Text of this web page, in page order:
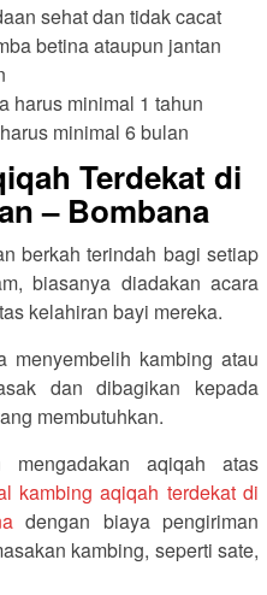
sehat dan tidak cacat
betina ataupun jantan
harus minimal 1 tahun
minimal 6 bulan
Terdekat di
– Bombana
berkah terindah bagi setiap
biasanya diadakan acara
kelahiran bayi mereka.
menyembelih kambing atau
dan dibagikan kepada
membutuhkan.
aqiqah atas
kambing aqiqah terdekat di
dengan biaya pengiriman
kambing, seperti sate,